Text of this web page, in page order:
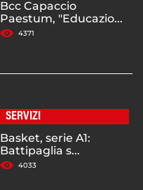
Bcc Capaccio
Paestum, "Educazio...
4371
SERVIZI
Basket, serie A1:
Battipaglia s...
4033